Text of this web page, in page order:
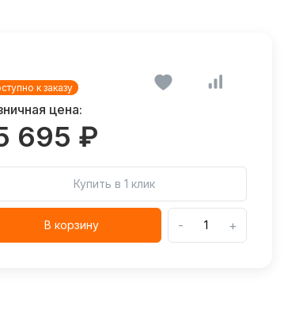
к заказу
цена:
695 ₽
Купить в 1 клик
В корзину - +